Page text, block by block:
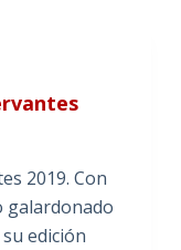
2019. Con
galardonado
edición